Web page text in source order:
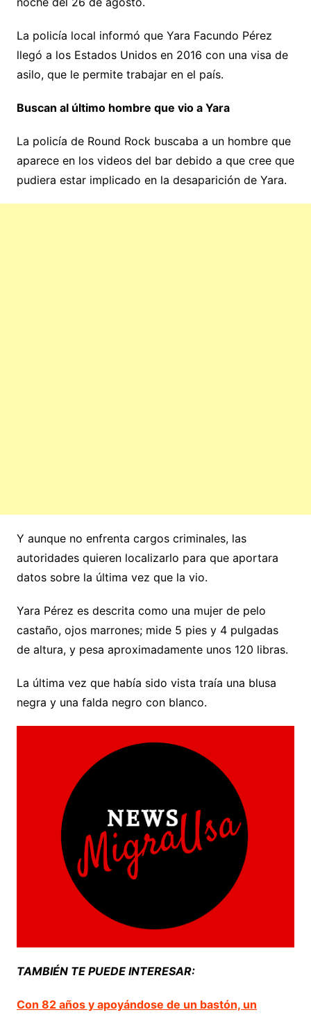
La policía local informó que Yara Facundo Pérez
llegó a los Estados Unidos en 2016 con una visa de
asilo, que le permite trabajar en el país.
Buscan al último hombre que vio a Yara
La policía de Round Rock buscaba a un hombre que
aparece en los videos del bar debido a que cree que
pudiera estar implicado en la desaparición de Yara.
Y aunque no enfrenta cargos criminales, las
autoridades quieren localizarlo para que aportara
datos sobre la última vez que la vio.
Yara Pérez es descrita como una mujer de pelo
castaño, ojos marrones; mide 5 pies y 4 pulgadas
de altura, y pesa aproximadamente unos 120 libras.
La última vez que había sido vista traía una blusa
negra y una falda negro con blanco.
TAMBIÉN TE PUEDE INTERESAR:
Con 82 años y apoyándose de un bastón, un